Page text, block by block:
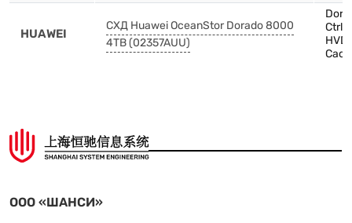
HUAWEI
СХД Huawei OceanStor Dorado 8000
4TB (02357AUU)
ООО «ШАНСИ»